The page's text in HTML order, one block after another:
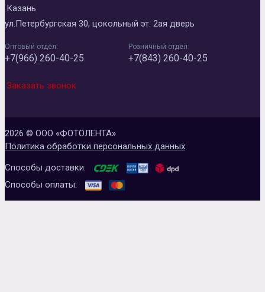
Казань
ул.Петербургская 30, цокольный эт. 2ая дверь
Оптовый отдел:
+7(966) 260-40-25
Розничный отдел:
+7(843) 260-40-25
Заказать звонок
2026 © ООО «ФОТОЛЕНТА»
Политика обработки персональных данных
Способы доставки:
Способы оплаты: